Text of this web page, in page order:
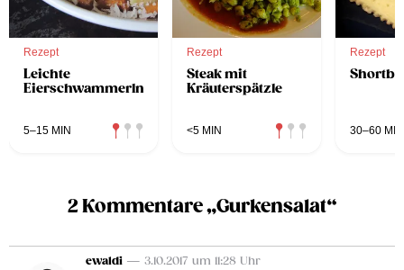
Rezept
Leichte
Eierschwammerlnudeln
5–15 MIN
Rezept
Steak mit
Kräuterspätzle
<5 MIN
Rezept
30–60 MIN
2 Kommentare „Gurkensalat“
ewaldi — 3.10.2017 um 11:28 Uhr